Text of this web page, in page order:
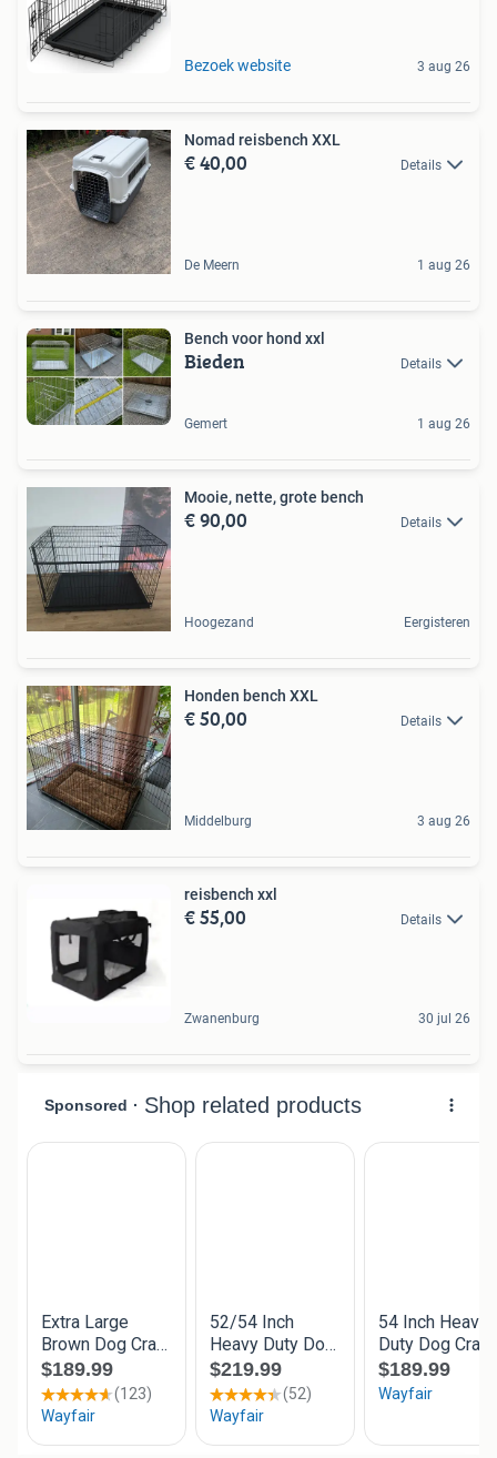
Bezoek website 3 aug 26
Nomad reisbench XXL
€ 40,00 Details
De Meern 1 aug 26
Bench voor hond xxl
Bieden Details
Gemert 1 aug 26
Mooie, nette, grote bench
€ 90,00 Details
Hoogezand Eergisteren
Honden bench XXL
€ 50,00 Details
Middelburg 3 aug 26
reisbench xxl
€ 55,00 Details
Zwanenburg 30 jul 26